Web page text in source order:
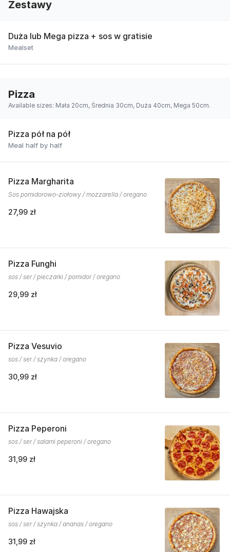
Zestawy
Duża lub Mega pizza + sos w gratisie
Mealset
Pizza
Available sizes: Mała 20cm, Średnia 30cm, Duża 40cm, Mega 50cm.
Pizza pół na pół
Meal half by half
Pizza Margharita
Sos pomidorowo-ziołowy / mozzarella / oregano
27,99 zł
Pizza Funghi
sos / ser / pieczarki / pomidor / oregano
29,99 zł
Pizza Vesuvio
sos / ser / szynka / oregano
30,99 zł
Pizza Peperoni
sos / ser / salami peperoni / oregano
31,99 zł
Pizza Hawajska
sos / ser / szynka / ananas / oregano
31,99 zł